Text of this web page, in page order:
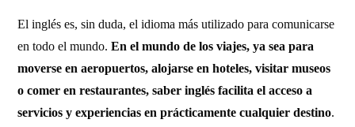
El inglés es, sin duda, el idioma más utilizado para comunicarse
en todo el mundo.En el mundo de los viajes, ya sea para
moverse en aeropuertos, alojarse en hoteles, visitar museos
o comer en restaurantes, saber inglés facilita el acceso a
servicios y experiencias en prácticamente cualquier destino.